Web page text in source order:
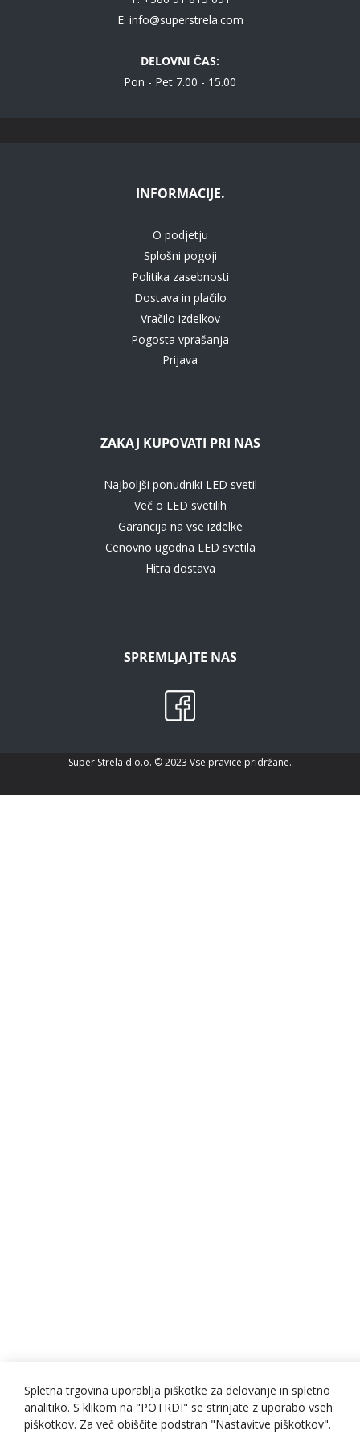
E: info@superstrela.com
DELOVNI ČAS:
Pon - Pet 7.00 - 15.00
INFORMACIJE.
O podjetju
Splošni pogoji
Politika zasebnosti
Dostava in plačilo
Vračilo izdelkov
Pogosta vprašanja
Prijava
ZAKAJ KUPOVATI PRI NAS
Najboljši ponudniki LED svetil
Več o LED svetilih
Garancija na vse izdelke
Cenovno ugodna LED svetila
Hitra dostava
SPREMLJAJTE NAS
Super Strela d.o.o. © 2023 Vse pravice pridržane.
Spletna trgovina uporablja piškotke za delovanje in spletno
analitiko. S klikom na "POTRDI" se strinjate z uporabo vseh
piškotkov. Za več obiščite podstran "Nastavitve piškotkov".